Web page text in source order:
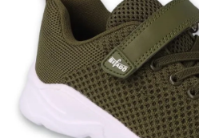
hvězdiček.